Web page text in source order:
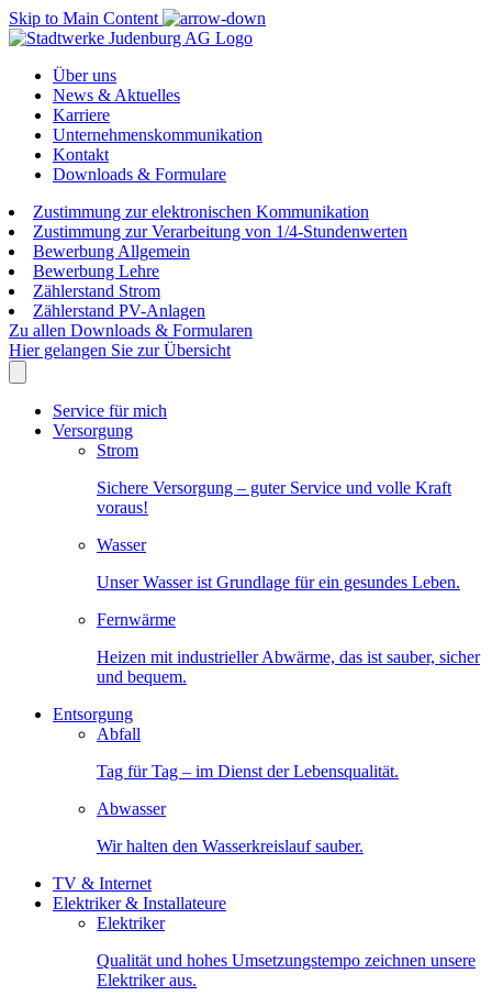
Skip to Main Content
Über uns
News & Aktuelles
Karriere
Unternehmenskommunikation
Kontakt
Downloads & Formulare
Zustimmung zur elektronischen Kommunikation
Zustimmung zur Verarbeitung von 1/4-Stundenwerten
Bewerbung Allgemein
Bewerbung Lehre
Zählerstand Strom
Zählerstand PV-Anlagen
Zu allen Downloads & Formularen
Hier gelangen Sie zur Übersicht
Service für mich
Versorgung
Strom
Sichere Versorgung – guter Service und volle Kraft
voraus!
Wasser
Unser Wasser ist Grundlage für ein gesundes Leben.
Fernwärme
Heizen mit industrieller Abwärme, das ist sauber, sicher
und bequem.
Entsorgung
Abfall
Tag für Tag – im Dienst der Lebensqualität.
Abwasser
Wir halten den Wasserkreislauf sauber.
TV & Internet
Elektriker & Installateure
Elektriker
Qualität und hohes Umsetzungstempo zeichnen unsere
Elektriker aus.